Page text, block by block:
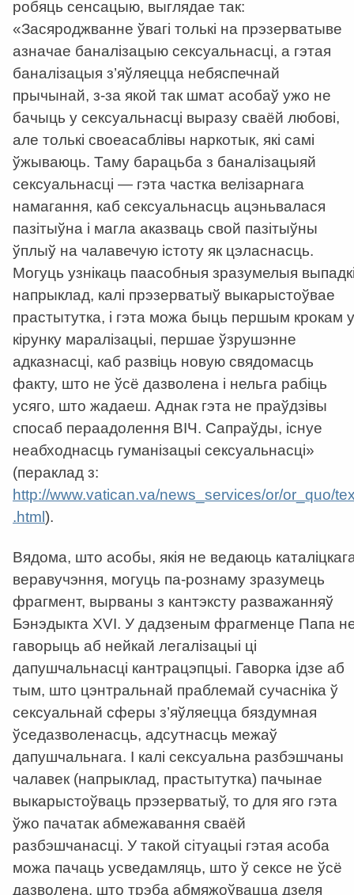
робяць сенсацыю, выглядае так:
«Засяроджванне ўвагі толькі на прэзерватыве
азначае баналізацыю сексуальнасці, а гэтая
баналізацыя з’яўляецца небяспечнай
прычынай, з-за якой так шмат асобаў ужо не
бачыць у сексуальнасці выразу сваёй любові,
але толькі своеасаблівы наркотык, які самі
ўжываюць. Таму барацьба з баналізацыяй
сексуальнасці — гэта частка велізарнага
намагання, каб сексуальнасць ацэньвалася
пазітыўна і магла аказваць свой пазітыўны
ўплыў на чалавечую істоту як цэласнасць.
Могуць узнікаць паасобныя зразумелыя
напрыклад, калі прэзерватыў выкарыстоўвае
прастытутка, і гэта можа быць першым крокам у
кірунку маралізацыі, першае ўзрушэнне
адказнасці, каб развіць новую свядомасць
факту, што не ўсё дазволена і нельга рабіць
усяго, што жадаеш. Аднак гэта не праўдзівы
спосаб пераадолення ВІЧ. Сапраўды, існуе
неабходнасць гуманізацыі сексуальнасці»
(пераклад з:
http://www.vatican.va/news_services/or/or_quo/
.html ).
Вядома, што асобы, якія не ведаюць
веравучэння, могуць па-рознаму зразумець
фрагмент, вырваны з кантэксту разважанняў
Бэнэдыкта XVI. У дадзеным фрагменце Папа
гаворыць аб нейкай легалізацыі ці
дапушчальнасці кантрацэпцыі. Гаворка ідзе аб
тым, што цэнтральнай праблемай сучасніка ў
сексуальнай сферы з’яўляецца бяздумная
ўседазволенасць, адсутнасць межаў
дапушчальнага. І калі сексуальна разбэшчаны
чалавек (напрыклад, прастытутка) пачынае
выкарыстоўваць прэзерватыў, то для яго гэта
ўжо пачатак абмежавання сваёй
разбэшчанасці. У такой сітуацыі гэтая асоба
можа пачаць усведамляць, што ў сексе не ўсё
дазволена, што трэба абмяжоўвацца дзеля